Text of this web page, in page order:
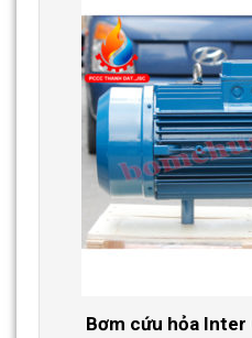
Bơm cứu hỏa Inter